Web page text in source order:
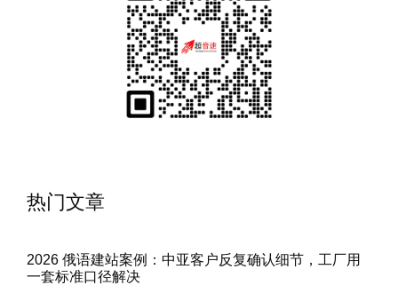
热门文章
2026 俄语建站案例：中亚客户反复确认细节，工厂用
一套标准口径解决